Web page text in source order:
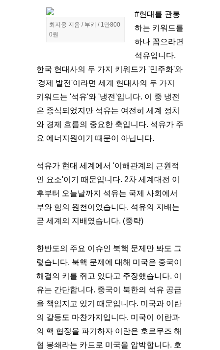
최지웅 지음 / 부키 / 1만800
0원
#현대를 관통
하는 키워드를
하나 꼽으라면
석유입니다.
한국 현대사의 두 가지 키워드가 '민주화'와
'경제 발전'이라면 세계 현대사의 두 가지
키워드는 '석유'와 '냉전'입니다. 이 중 냉전
은 종식되었지만 석유는 여전히 세계 정치
와 경제 흐름의 중요한 축입니다. 석유가 주
요 에너지원이기 때문이 아닙니다.
석유가 현대 세계에서 '이해관계의 근원적
인 요소'이기 때문입니다. 2차 세계대전 이
후부터 오늘날까지 석유는 국제 사회에서
부와 힘의 원천이었습니다. 석유의 지배는
곧 세계의 지배였습니다. (중략)
한반도의 주요 이슈인 북핵 문제만 봐도 그
렇습니다. 북핵 문제에 대해 미국은 중국이
해결의 키를 쥐고 있다고 주장했습니다. 이
유는 간단합니다. 중국이 북한의 석유 공급
을 책임지고 있기 때문입니다. 미국과 이란
의 갈등도 마찬가지입니다. 미국이 이란과
의 핵 협정을 파기하자 이란은 호르무즈 해
협 봉쇄라는 카드로 미국을 압박합니다. 호